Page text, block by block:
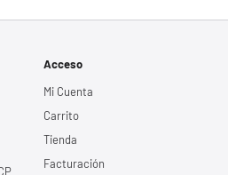
Acceso
Mi Cuenta
Carrito
Tienda
Facturación